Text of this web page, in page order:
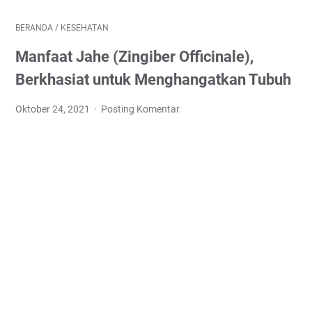
BERANDA / KESEHATAN
Manfaat Jahe (Zingiber Officinale),
Berkhasiat untuk Menghangatkan Tubuh
Oktober 24, 2021 Posting Komentar